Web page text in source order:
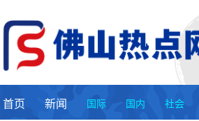
首页 新闻 国际 国内 社会